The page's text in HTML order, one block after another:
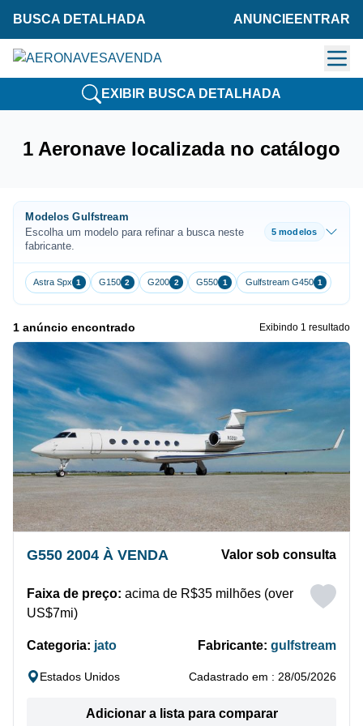
BUSCA DETALHADA ANUNCIE ENTRAR
EXIBIR BUSCA DETALHADA
1 Aeronave localizada no catálogo
Modelos Gulfstream
Escolha um modelo para refinar a busca neste
fabricante.
5 modelos
Astra Spx 1 G150 2 G200 2 G550 1 Gulfstream G450 1
1 anúncio encontrado Exibindo 1 resultado
G550 2004 À VENDA Valor sob consulta
Faixa de preço: acima de R$35 milhões (over
US$7mi)
Categoria: jato Fabricante: gulfstream
Estados Unidos Cadastrado em : 28/05/2026
Adicionar a lista para comparar